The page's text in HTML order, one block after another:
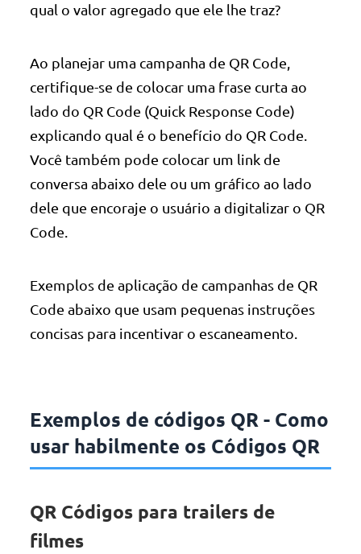
qual o valor agregado que ele lhe traz?
Ao planejar uma campanha de QR Code,
certifique-se de colocar uma frase curta ao
lado do QR Code (Quick Response Code)
explicando qual é o benefício do QR Code.
Você também pode colocar um link de
conversa abaixo dele ou um gráfico ao lado
dele que encoraje o usuário a digitalizar o QR
Code.
Exemplos de aplicação de campanhas de QR
Code abaixo que usam pequenas instruções
concisas para incentivar o escaneamento.
Exemplos de códigos QR - Como
usar habilmente os Códigos QR
QR Códigos para trailers de
filmes